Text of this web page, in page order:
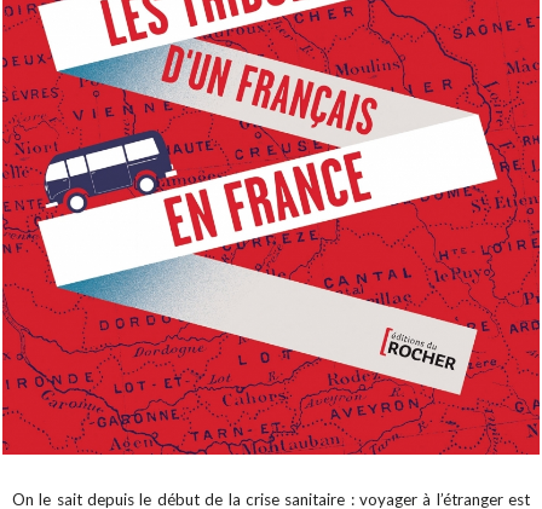
On le sait depuis le début de la crise sanitaire : voyager à l’étranger est